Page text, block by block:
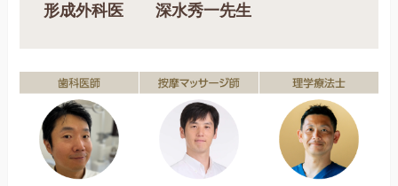
形成外科医 深水秀一先生